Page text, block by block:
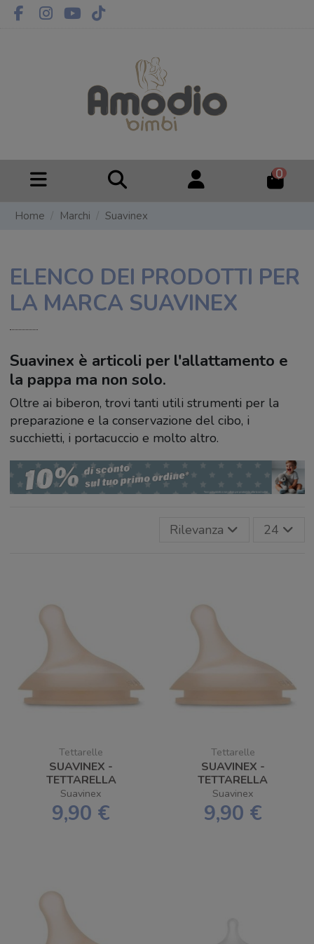
0
Home Marchi Suavinex
ELENCO DEI PRODOTTI PER
LA MARCA SUAVINEX
Suavinex è articoli per l'allattamento e
la pappa ma non solo.
Oltre ai biberon, trovi tanti utili strumenti per la
preparazione e la conservazione del cibo, i
succhietti, i portacuccio e molto altro.
Rilevanza 24
Tettarelle
SUAVINEX -
TETTARELLA
BIBERON
ANTICOLICA 2 PEZZI
ZERO.ZERO /
Suavinex
9,90 €
Tettarelle
SUAVINEX -
TETTARELLA
BIBERON
ANTICOLICA 2 PEZZI
ZERO.ZERO /
Suavinex
9,90 €